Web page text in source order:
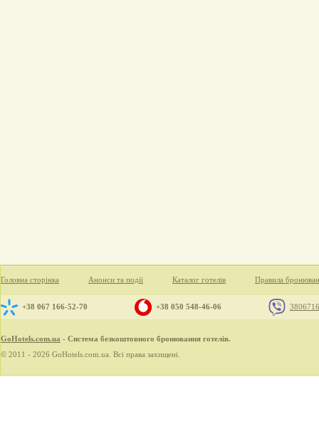
Головна сторінка Анонси та події Каталог готелів Правила
+38 067 166-52-70 +38 050 548-46-06
GoHotels.com.ua - Система безкоштовного бронювання готелів.
© 2011 - 2026 GoHotels.com.ua. Всі права захищені.